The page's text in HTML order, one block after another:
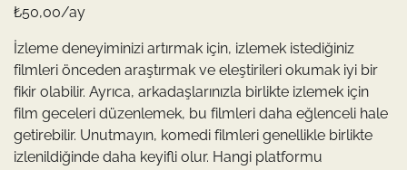
₺50,00/ay
İzleme deneyiminizi artırmak için, izlemek istediğiniz
filmleri önceden araştırmak ve eleştirileri okumak iyi bir
fikir olabilir. Ayrıca, arkadaşlarınızla birlikte izlemek için
film geceleri düzenlemek, bu filmleri daha eğlenceli hale
getirebilir. Unutmayın, komedi filmleri genellikle birlikte
izlenildiğinde daha keyifli olur. Hangi platformu